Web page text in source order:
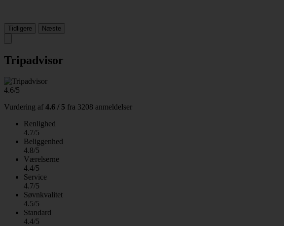
Tidligere Næste
Tripadvisor
4.6/5
Vurdering af 4.6 / 5 fra 3208 anmeldelser
Renlighed
4.7/5
Beliggenhed
4.8/5
Værelserne
4.4/5
Service
4.7/5
Søvnkvalitet
4.5/5
Standard
4.4/5